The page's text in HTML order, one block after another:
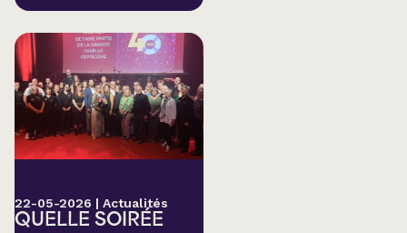
22-05-2026 | Actualités
QUELLE SOIRÉE